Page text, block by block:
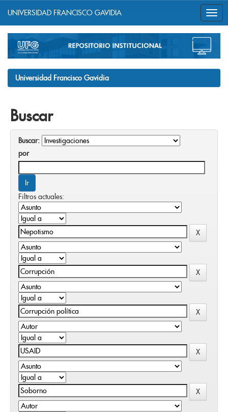
navigation
UNIVERSIDAD FRANCISCO GAVIDIA
Universidad Francisco Gavidia
Buscar
Buscar:
por
Filtros actuales: